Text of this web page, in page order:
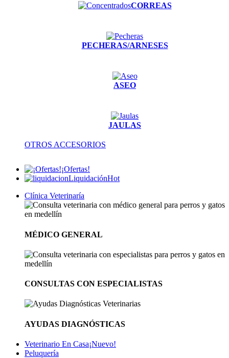
CORREAS
PECHERAS/ARNESES
ASEO
JAULAS
OTROS ACCESORIOS
¡Ofertas!
LiquidaciónHot
Clínica Veterinaría
MÉDICO GENERAL
CONSULTAS CON ESPECIALISTAS
AYUDAS DIAGNÓSTICAS
Veterinario En Casa¡Nuevo!
Peluquería